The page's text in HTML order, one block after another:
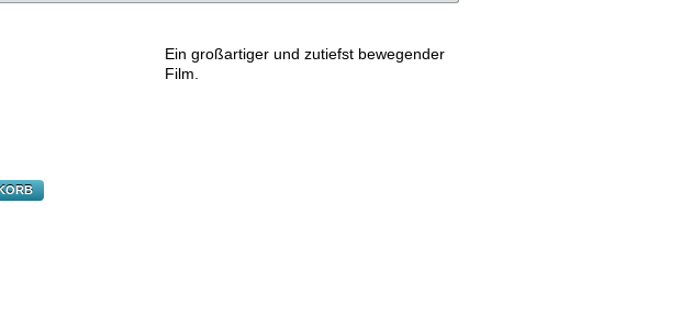
Ein großartiger und zutiefst bewegender
Film.